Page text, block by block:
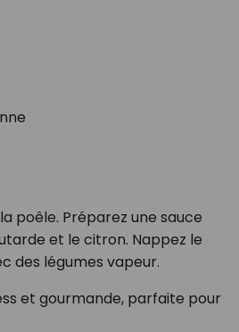
poêle. Préparez une sauce
et le citron. Nappez le
des légumes vapeur.
et gourmande, parfaite pour